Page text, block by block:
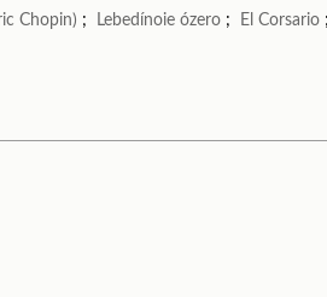
Chopin) ; Lebedínoie ózero ; El Corsario